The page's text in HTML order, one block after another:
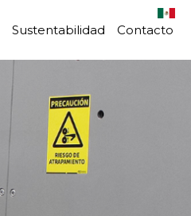
Sustentabilidad Contacto